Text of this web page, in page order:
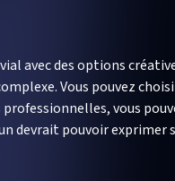
avec des options
Vous pouvez
vous
devrait pouvoir